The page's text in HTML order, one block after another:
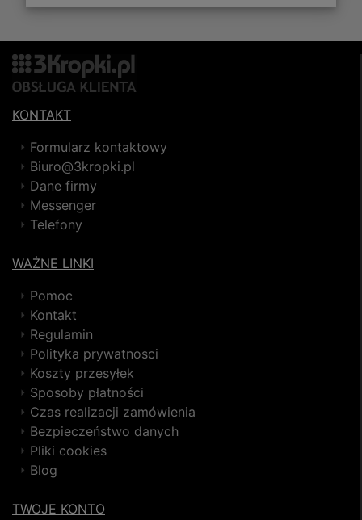
KONTAKT
Formularz kontaktowy
Biuro@3kropki.pl
Dane firmy
Messenger
Telefony
WAŻNE LINKI
Pomoc
Kontakt
Regulamin
Polityka prywatnosci
Koszty przesyłek
Sposoby płatności
Czas realizacji zamówienia
Bezpieczeństwo danych
Pliki cookies
Blog
TWOJE KONTO